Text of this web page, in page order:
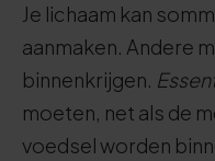
Je lichaam kan
aanmaken. Andere
binnenkrijgen.
moeten, net als de
voedsel worden